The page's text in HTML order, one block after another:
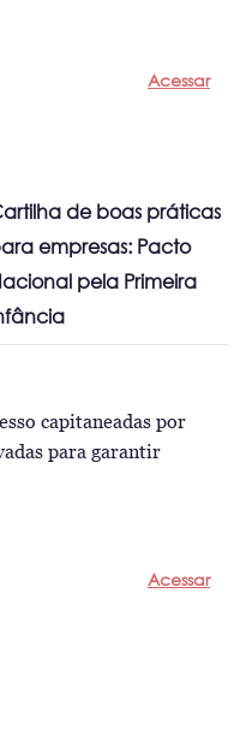
Acessar
de boas práticas
empresas: Pacto
pela Primeira
capitaneadas por
para garantir
Acessar